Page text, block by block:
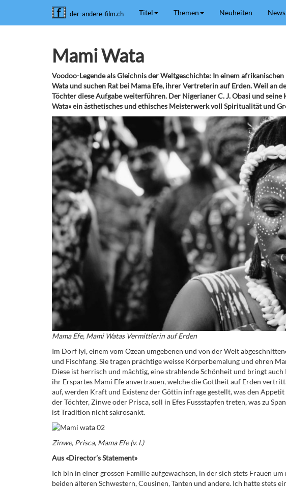
der-andere-film.ch Titel Themen Neuheiten
Mami Wata
Voodoo-Legende als Gleichnis der Weltgeschichte: In einem
Wata und suchen Rat bei Mama Efe, ihrer Vertreterin auf Erden. Weil an
Töchter diese Aufgabe weiterführen. Der Nigerianer C. J. Obasi und
Wata» ein ästhetisches und ethisches Meisterwerk voll Spiritualität und
Mama Efe, Mami Watas Vermittlerin auf Erden
Im Dorf Iyi, einem vom Ozean umgebenen und von der Welt
und Fischfang. Sie tragen prächtige weisse Körperbemalung und ehren
Diese ist herrisch und mächtig, eine strahlende Schönheit und bringt
ihr Erspartes Mami Efe anvertrauen, welche die Gottheit auf Erden
auf, werden Kraft und Existenz der Göttin infrage gestellt, was den
der Töchter, Zinwe oder Prisca, soll in Efes Fussstapfen treten, was zu
ist Tradition nicht sakrosankt.
Zinwe, Prisca, Mama Efe (v. l.)
Aus «Director’s Statement»
Ich bin in einer grossen Familie aufgewachsen, in der sich stets Frauen
beiden älteren Schwestern, Cousinen, Tanten und andere. Ich hatte stets